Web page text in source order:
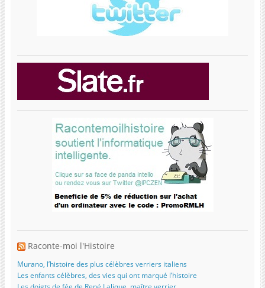
Raconte-moi l'Histoire
Murano, l’histoire des plus célèbres verriers italiens
Les enfants célèbres, des vies qui ont marqué l’histoire